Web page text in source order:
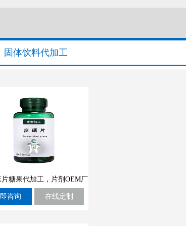
固体饮料代加工
糖果代加工，片剂OEM厂
咨询 在线定制